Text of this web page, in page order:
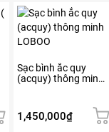
từ
thể
được
chọn
trang
sản
Sạc bình ắc quy
(acquy) thông minh
1,450,000₫